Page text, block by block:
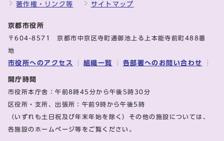
著作権・リンク等 サイトマップ
京都市役所
〒604-8571 京都市中京区寺町通御池上る上本能寺前町488番
地
市役所へのアクセス 組織一覧 各部署へのお問い合わせ
開庁時間
市役所本庁舎：午前8時45分から午後5時30分
区役所・支所、出張所：午前9時から午後5時
（いずれも土日祝及び年末年始を除く）その他の施設については、
各施設のホームページ等をご覧ください。